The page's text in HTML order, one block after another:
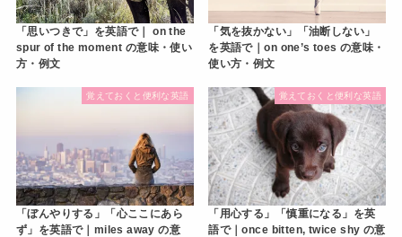
「思いつきで」を英語で｜ on the
spur of the moment の意味・使い
方・例文
「気を抜かない」「油断しない」
を英語で｜on one’s toes の意味・
使い方・例文
覚えておくと便利な英語
「ぼんやりする」「心ここにあら
ず」を英語で｜miles away の意
覚えておくと便利な英語
「用心する」「慎重になる」を英
語で｜once bitten, twice shy の意